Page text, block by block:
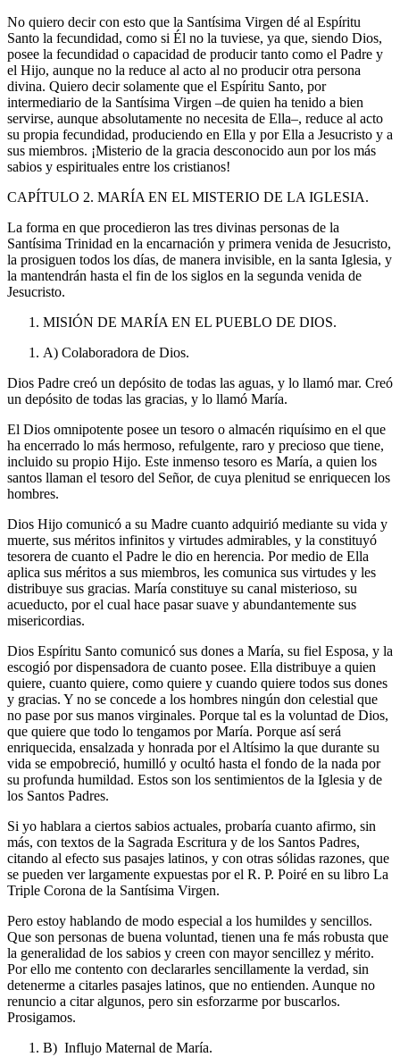
No quiero decir con esto que la Santísima Virgen dé al Espíritu
Santo la fecundidad, como si Él no la tuviese, ya que, siendo Dios,
posee la fecundidad o capacidad de producir tanto como el Padre y
el Hijo, aunque no la reduce al acto al no producir otra persona
divina. Quiero decir solamente que el Espíritu Santo, por
intermediario de la Santísima Virgen –de quien ha tenido a bien
servirse, aunque absolutamente no necesita de Ella–, reduce al acto
su propia fecundidad, produciendo en Ella y por Ella a Jesucristo y a
sus miembros. ¡Misterio de la gracia desconocido aun por los más
sabios y espirituales entre los cristianos!
CAPÍTULO 2. MARÍA EN EL MISTERIO DE LA IGLESIA.
La forma en que procedieron las tres divinas personas de la
Santísima Trinidad en la encarnación y primera venida de Jesucristo,
la prosiguen todos los días, de manera invisible, en la santa Iglesia, y
la mantendrán hasta el fin de los siglos en la segunda venida de
Jesucristo.
MISIÓN DE MARÍA EN EL PUEBLO DE DIOS.
A) Colaboradora de Dios.
Dios Padre creó un depósito de todas las aguas, y lo llamó mar. Creó
un depósito de todas las gracias, y lo llamó María.
El Dios omnipotente posee un tesoro o almacén riquísimo en el que
ha encerrado lo más hermoso, refulgente, raro y precioso que tiene,
incluido su propio Hijo. Este inmenso tesoro es María, a quien los
santos llaman el tesoro del Señor, de cuya plenitud se enriquecen los
hombres.
Dios Hijo comunicó a su Madre cuanto adquirió mediante su vida y
muerte, sus méritos infinitos y virtudes admirables, y la constituyó
tesorera de cuanto el Padre le dio en herencia. Por medio de Ella
aplica sus méritos a sus miembros, les comunica sus virtudes y les
distribuye sus gracias. María constituye su canal misterioso, su
acueducto, por el cual hace pasar suave y abundantemente sus
misericordias.
Dios Espíritu Santo comunicó sus dones a María, su fiel Esposa, y la
escogió por dispensadora de cuanto posee. Ella distribuye a quien
quiere, cuanto quiere, como quiere y cuando quiere todos sus dones
y gracias. Y no se concede a los hombres ningún don celestial que
no pase por sus manos virginales. Porque tal es la voluntad de Dios,
que quiere que todo lo tengamos por María. Porque así será
enriquecida, ensalzada y honrada por el Altísimo la que durante su
vida se empobreció, humilló y ocultó hasta el fondo de la nada por
su profunda humildad. Estos son los sentimientos de la Iglesia y de
los Santos Padres.
Si yo hablara a ciertos sabios actuales, probaría cuanto afirmo, sin
más, con textos de la Sagrada Escritura y de los Santos Padres,
citando al efecto sus pasajes latinos, y con otras sólidas razones, que
se pueden ver largamente expuestas por el R. P. Poiré en su libro La
Triple Corona de la Santísima Virgen.
Pero estoy hablando de modo especial a los humildes y sencillos.
Que son personas de buena voluntad, tienen una fe más robusta que
la generalidad de los sabios y creen con mayor sencillez y mérito.
Por ello me contento con declararles sencillamente la verdad, sin
detenerme a citarles pasajes latinos, que no entienden. Aunque no
renuncio a citar algunos, pero sin esforzarme por buscarlos.
Prosigamos.
B) Influjo Maternal de María.